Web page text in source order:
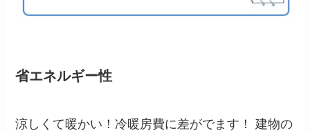
省エネルギー性
涼しくて暖かい！冷暖房費に差がでます！ 建物の